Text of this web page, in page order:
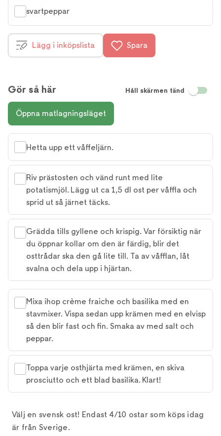
svartpeppar
Lägg i inköpslista Spara
Gör så här Håll skärmen tänd
Öppna matlagningsläget
Hetta upp ett våffeljärn.
Riv prästosten och vänd runt med lite
potatismjöl. Lägg ut ca 1,5 dl ost per våffla och
sprid ut så järnet täcks.
Grädda tills gyllene och krispig. Var försiktig när
du öppnar kollar om den är färdig, blir det
osttrådar ska den gå lite till. Ta av våfflan, låt
svalna och dela upp i hjärtan.
Mixa ihop crème fraiche och basilika med en
stavmixer. Vispa sedan upp krämen med en elvisp
så den blir fast och fin. Smaka av med salt och
peppar.
Toppa varje osthjärta med krämen, en skiva
prosciutto och ett blad basilika. Klart!
Välj en svensk ost! Endast 4/10 ostar som köps idag
är från Sverige.